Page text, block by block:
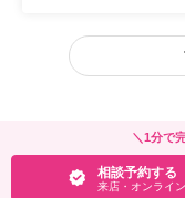
＼1分で
相談予約する
来店・オンライン